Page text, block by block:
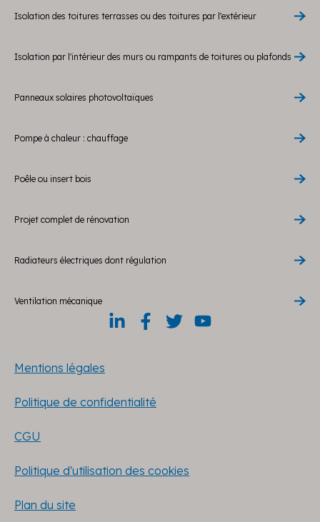
Isolation des toitures terrasses ou des toitures par l'extérieur
Isolation par l'intérieur des murs ou rampants de toitures ou plafonds
Panneaux solaires photovoltaïques
Pompe à chaleur : chauffage
Poêle ou insert bois
Projet complet de rénovation
Radiateurs électriques dont régulation
Ventilation mécanique
Mentions légales
Politique de confidentialité
CGU
Politique d'utilisation des cookies
Plan du site